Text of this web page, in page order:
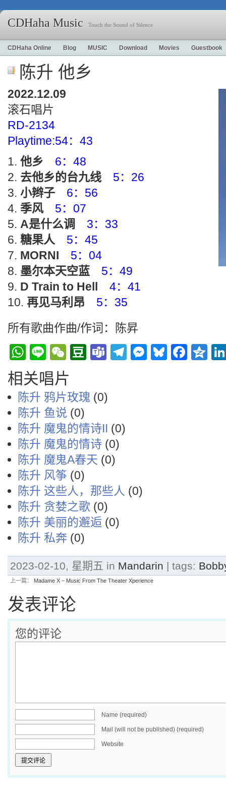
CDHaha Music Touch the Sound of Silence
CDHaha Online Blog MUSIC Download Movies Guestbook
陈升 他乡
2022.12.09
滚石唱片
RD-2134
Playtime:54：43
他乡
6：48
去他乡的台九线
5：26
小辫子
6：56
季风
5：07
A是什么调
3：33
糖果人
5：45
MORNI
5：04
墨尔本天空蓝
5：49
D Train to Hell
4：41
再见马利昂
5：35
所有歌曲作曲/作词：陈昇
WhatsApp
LineWeChat
Douban
TeamsTelegramBluesky
相关唱片
陈升 鸦片玫瑰 (0)
陈升 鱼说 (0)
陈升 魔鬼的情诗II (0)
陈升 魔鬼的情诗 (0)
陈升 魔鬼A春天 (0)
陈升 风筝 (0)
陈升 这些人，那些人 (0)
陈升 贪婪之歌 (0)
陈升 美丽的邂逅 (0)
陈升 私奔 (0)
2023-02-10, 星期五 in Mandarin | tags:
上一篇： Madame X – Music From The Theater Xperience
发表评论
您的评论
Name (required)
Mail (will not be published) (required)
Website